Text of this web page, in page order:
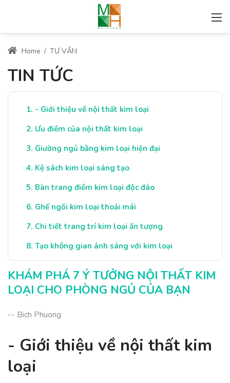
Home / TƯ VẤN
TIN TỨC
- Giới thiệu về nội thất kim loại
Ưu điểm của nội thất kim loại
Giường ngủ bằng kim loại hiện đại
Kệ sách kim loại sáng tạo
Bàn trang điểm kim loại độc đáo
Ghế ngồi kim loại thoải mái
Chi tiết trang trí kim loại ấn tượng
Tạo không gian ánh sáng với kim loại
Kết luận: Nội thất kim loại trong phòng ngủ
KHÁM PHÁ 7 Ý TƯỞNG NỘI THẤT KIM
LOẠI CHO PHÒNG NGỦ CỦA BẠN
-- Bich Phuong
- Giới thiệu về nội thất kim
loại